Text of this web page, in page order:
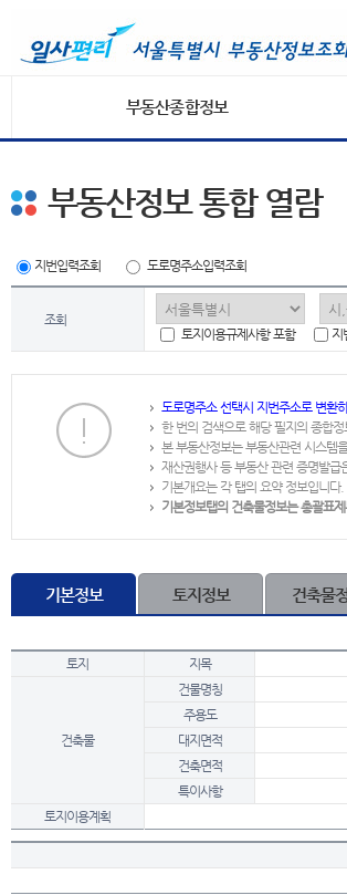
부동산종합정보
부동산정보 통합 열람
지번입력조회 도로명주소입력조회
조회
토지이용규제사항 포함
지
도로명주소 선택시 지번주소로 변환
한 번의 검색으로 해당 필지의 종합
본 부동산정보는 부동산관련 시스템
재산권행사 등 부동산 관련 증명발급
기본개요는 각 탭의 요약 정보입니다.
기본정보탭의 건축물정보는 총괄표
기본정보 토지정보 건축물
토지 지목
건축물
건물명칭
주용도
대지면적
건축면적
특이사항
토지이용계획